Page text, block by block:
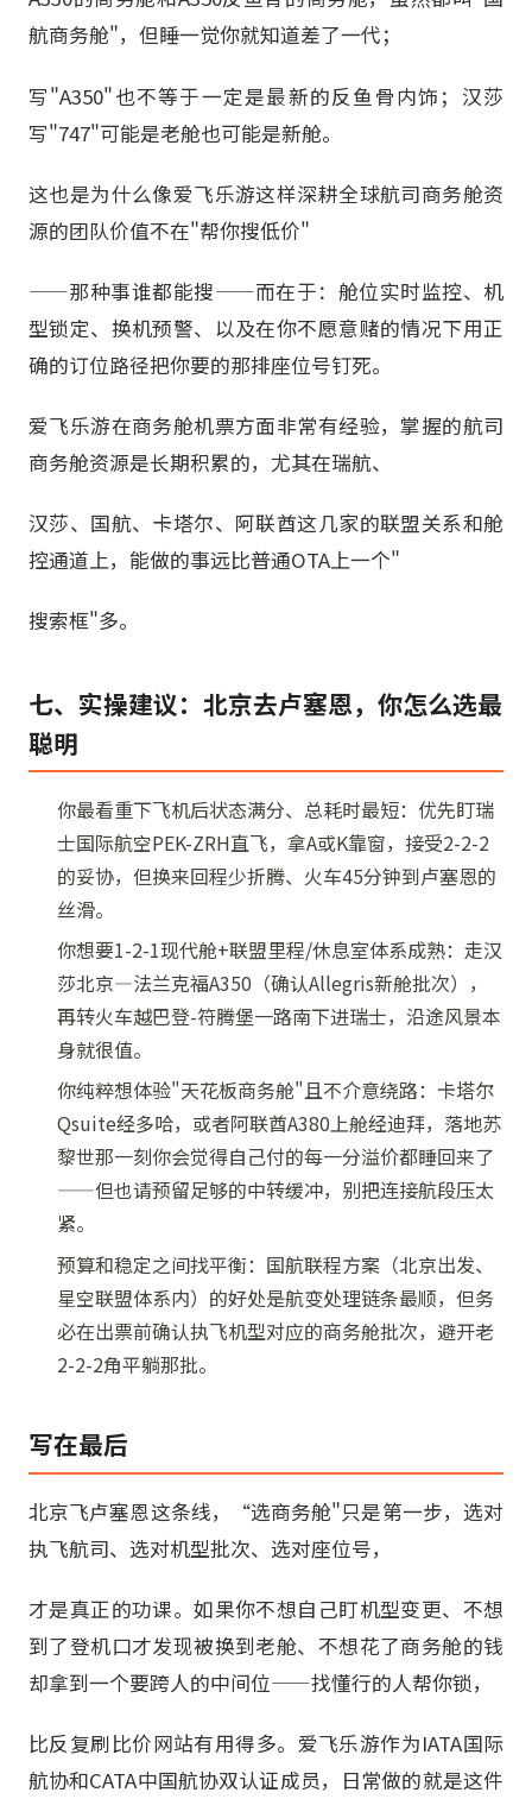
航商务舱"，但睡一觉你就知道差了一代；
写"A350"也不等于一定是最新的反鱼骨内饰；汉莎
写"747"可能是老舱也可能是新舱。
这也是为什么像爱飞乐游这样深耕全球航司商务舱资
源的团队价值不在"帮你搜低价"
——那种事谁都能搜——而在于：舱位实时监控、机
型锁定、换机预警、以及在你不愿意赌的情况下用正
确的订位路径把你要的那排座位号钉死。
爱飞乐游在商务舱机票方面非常有经验，掌握的航司
商务舱资源是长期积累的，尤其在瑞航、
汉莎、国航、卡塔尔、阿联酋这几家的联盟关系和舱
控通道上，能做的事远比普通OTA上一个"
搜索框"多。
七、实操建议：北京去卢塞恩，你怎么选最
聪明
你最看重下飞机后状态满分、总耗时最短：优先盯瑞
士国际航空PEK-ZRH直飞，拿A或K靠窗，接受2-2-2
的妥协，但换来回程少折腾、火车45分钟到卢塞恩的
丝滑。
你想要1-2-1现代舱+联盟里程/休息室体系成熟：走汉
莎北京—法兰克福A350（确认Allegris新舱批次），
再转火车越巴登-符腾堡一路南下进瑞士，沿途风景本
身就很值。
你纯粹想体验"天花板商务舱"且不介意绕路：卡塔尔
Qsuite经多哈，或者阿联酋A380上舱经迪拜，落地苏
黎世那一刻你会觉得自己付的每一分溢价都睡回来了
——但也请预留足够的中转缓冲，别把连接航段压太
紧。
预算和稳定之间找平衡：国航联程方案（北京出发、
星空联盟体系内）的好处是航变处理链条最顺，但务
必在出票前确认执飞机型对应的商务舱批次，避开老
2-2-2角平躺那批。
写在最后
北京飞卢塞恩这条线，“选商务舱"只是第一步，选对
执飞航司、选对机型批次、选对座位号，
才是真正的功课。如果你不想自己盯机型变更、不想
到了登机口才发现被换到老舱、不想花了商务舱的钱
却拿到一个要跨人的中间位——找懂行的人帮你锁，
比反复刷比价网站有用得多。爱飞乐游作为IATA国际
航协和CATA中国航协双认证成员，日常做的就是这件